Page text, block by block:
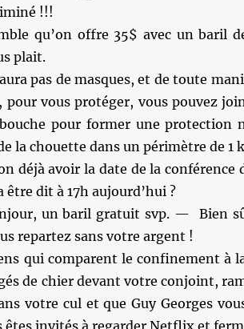
!!!
qu’on offre 35$ avec un baril
plait.
pas de masques, et de toute
pour vous protéger, vous pouvez
pour former une protection
la chouette dans un périmètre de 1
déjà avoir la date de la conférence
être dit à 17h aujourd’hui ?
un baril gratuit svp. — Bien
repartez sans votre argent !
qui comparent le confinement à
de chier devant votre conjoint,
votre cul et que Guy Georges
êtes invités à regarder Netflix et